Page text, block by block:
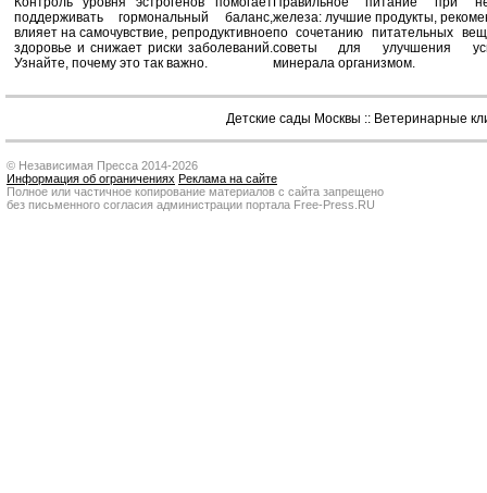
поддерживать гормональный баланс,
влияет на самочувствие, репродуктивное
здоровье и снижает риски заболеваний.
Узнайте, почему это так важно.
железа: лучшие продукты,
по сочетанию питательных
советы для улучшения
минерала организмом.
Детские сады Москвы :: Ветеринарные
© Независимая Пресса 2014-2026
Информация об ограничениях Реклама на сайте
Полное или частичное копирование материалов с сайта запрещено
без письменного согласия администрации портала Free-Press.RU